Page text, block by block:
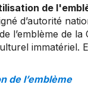
de
d’autorité
l’emblème de
immatériel.
de l’emblème